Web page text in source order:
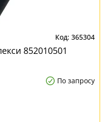
365304
852010501
По запросу